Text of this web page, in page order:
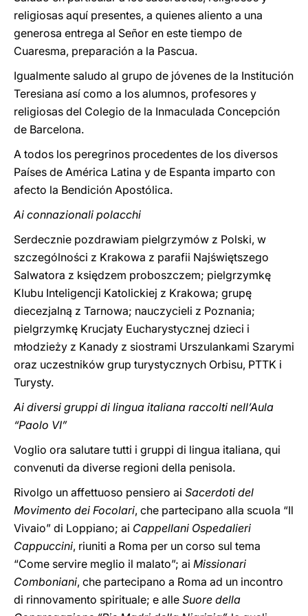
religiosas aquí presentes, a quienes aliento a una
generosa entrega al Señor en este tiempo de
Cuaresma, preparación a la Pascua.
Igualmente saludo al grupo de jóvenes de la Institución
Teresiana así como a los alumnos, profesores y
religiosas del Colegio de la Inmaculada Concepción
de Barcelona.
A todos los peregrinos procedentes de los diversos
Países de América Latina y de Espanta imparto con
afecto la Bendición Apostólica.
Ai connazionali polacchi
Serdecznie pozdrawiam pielgrzymów z Polski, w
szczególności z Krakowa z parafii Najświętszego
Salwatora z księdzem proboszczem; pielgrzymkę
Klubu Inteligencji Katolickiej z Krakowa; grupę
diecezjalną z Tarnowa; nauczycieli z Poznania;
pielgrzymkę Krucjaty Eucharystycznej dzieci i
młodzieży z Kanady z siostrami Urszulankami Szarymi
oraz uczestników grup turystycznych Orbisu, PTTK i
Turysty.
Ai diversi gruppi di lingua italiana raccolti nell’Aula
“Paolo VI”
Voglio ora salutare tutti i gruppi di lingua italiana, qui
convenuti da diverse regioni della penisola.
Rivolgo un affettuoso pensiero ai Sacerdoti del
Movimento dei Focolari, che partecipano alla scuola “Il
Vivaio” di Loppiano; ai Cappellani Ospedalieri
Cappuccini, riuniti a Roma per un corso sul tema
“Come servire meglio il malato”; ai Missionari
Comboniani, che partecipano a Roma ad un incontro
di rinnovamento spirituale; e alle Suore della